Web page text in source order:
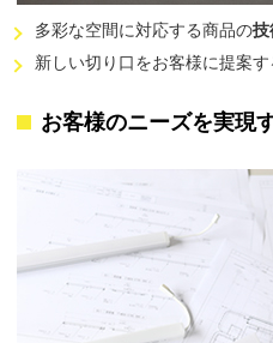
多彩な空間に対応する商品の技
新しい切り口をお客様に提案す
お客様のニーズを実現